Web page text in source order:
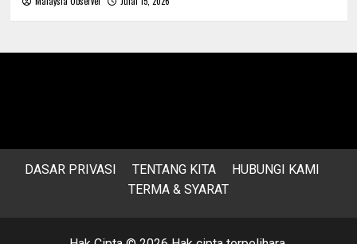
DASAR PRIVASI TENTANG KITA
HUBUNGI KAMI
TERMA & SYARAT